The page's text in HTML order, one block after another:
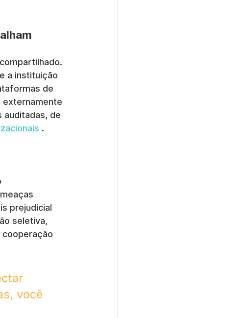
a instituição
de
externamente
auditadas, de
.
prejudicial
seletiva,
cooperação
você